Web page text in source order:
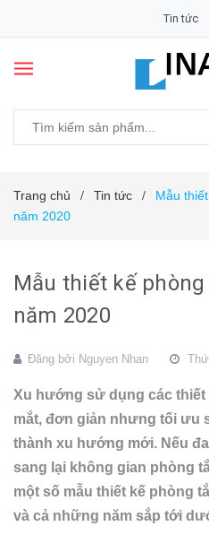
Tin tức
Trang chủ / Tin tức /
Mẫu
năm 2020
Mẫu thiết kế
năm 2020
Đăng bởi Nguyen Nhan
Xu hướng sử dụng các thiết
mắt, đơn giản nhưng tối ưu
thành xu hướng mới. Nếu
sang lại không gian phòng
một số mẫu thiết kế phòng
và cả những năm sắp tới